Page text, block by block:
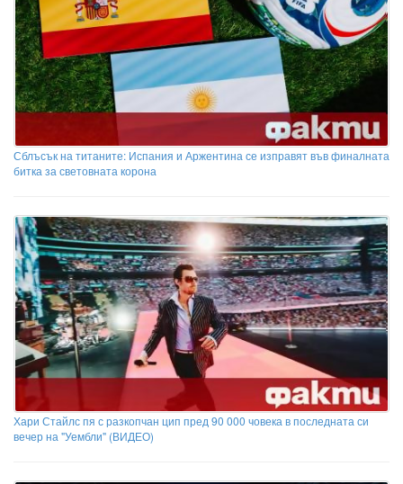
Сблъсък на титаните: Испания и Аржентина се изправят във финалната
битка за световната корона
Хари Стайлс пя с разкопчан цип пред 90 000 човека в последната си
вечер на "Уембли" (ВИДЕО)